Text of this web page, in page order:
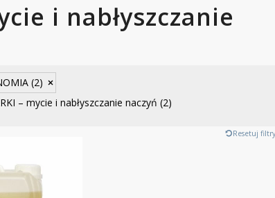
i nabłyszczanie
(2)
– mycie i nabłyszczanie naczyń (2)
Resetuj